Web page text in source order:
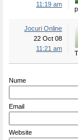
11:19 am
Jocuri Online
22 Oct 08
11:21 am
Nume
Email
Website